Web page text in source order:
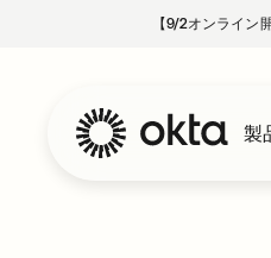
【9/2オンライ
製